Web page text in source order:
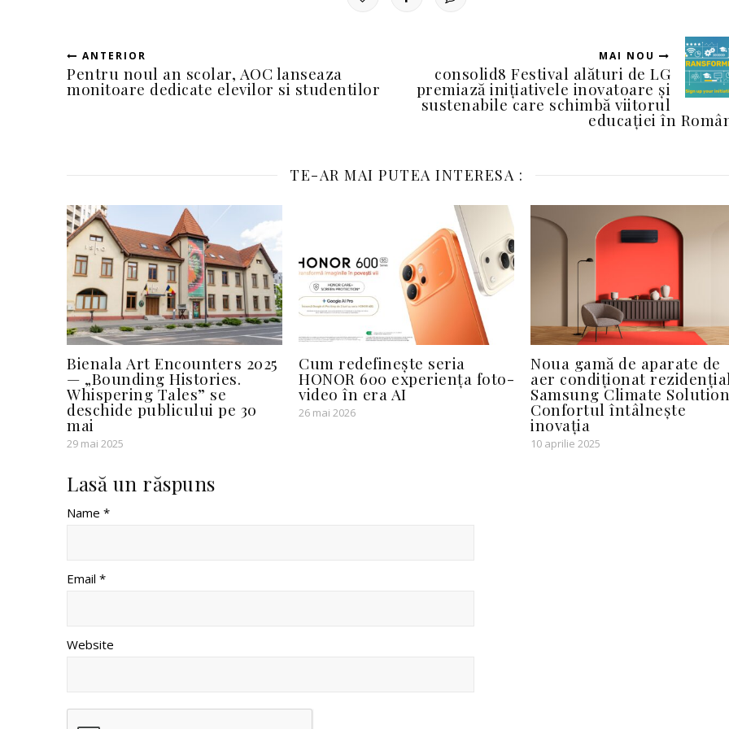
ANTERIOR
Pentru noul an scolar, AOC lanseaza
monitoare dedicate elevilor si studentilor
MAI NOU
consolid8 Festival alături de LG
premiază inițiativele inovatoare și
sustenabile care schimbă viitorul
educației în
TE-AR MAI PUTEA INTERESA :
Bienala Art Encounters 2025
— „Bounding Histories.
Whispering Tales” se
deschide publicului pe 30
mai
29 mai 2025
Cum redefinește seria
HONOR 600 experiența foto-
video în era AI
26 mai 2026
Noua gamă de aparate de
aer condiționat
Samsung Climate
Confortul întâlnește
inovația
10 aprilie 2025
Lasă un răspuns
Name *
Email *
Website